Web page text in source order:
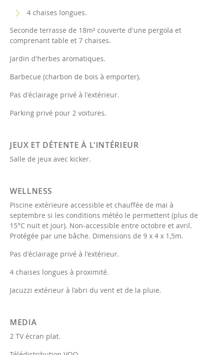
4 chaises longues.
Seconde terrasse de 18m² couverte d'une pergola et
comprenant table et 7 chaises.
Jardin d'herbes aromatiques.
Barbecue (charbon de bois à emporter).
Pas d'éclairage privé à l'extérieur.
Parking privé pour 2 voitures.
JEUX ET DÉTENTE À L'INTÉRIEUR
Salle de jeux avec kicker.
WELLNESS
Piscine extérieure accessible et chauffée de mai à
septembre si les conditions météo le permettent (plus de
15°C nuit et jour). Non-accessible entre octobre et avril.
Protégée par une bâche. Dimensions de 9 x 4 x 1,5m.
Pas d'éclairage privé à l'extérieur.
4 chaises longues à proximité.
Jacuzzi extérieur à l’abri du vent et de la pluie.
MEDIA
2 TV écran plat.